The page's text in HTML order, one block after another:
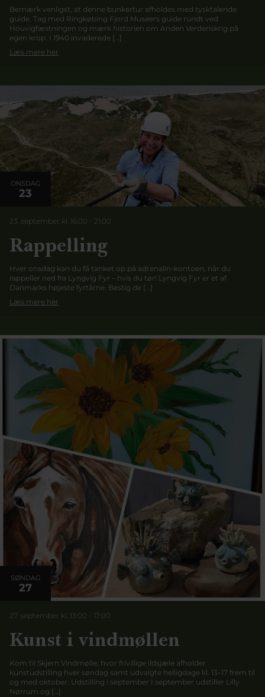
Bemærk venligst, at denne bunkertur afholdes med tysktalende
guide. Tag med Ringkøbing Fjord Museers guide rundt ved
Houvigfæstningen og mærk historien om Anden Verdenskrig på
egen krop. I 1940 invaderede […]
Læs mere her
ONSDAG
23
23. september kl. 16:00 - 21:00
Rappelling
Hver onsdag kan du få tanket op på adrenalin-kontoen, når du
rappeller ned fra Lyngvig Fyr – hvis du tør! Lyngvig Fyr er et af
Danmarks højeste fyrtårne. Bestig de […]
Læs mere her
SØNDAG
27
27. september kl. 13:00 - 17:00
Kunst i vindmøllen
Kom til Skjern Vindmølle, hvor frivillige ildsjæle afholder
kunstudstilling hver søndag samt udvalgte helligdage kl. 13–17 frem til
og med oktober. Udstilling i september I september udstiller Lilly
Nørrum og […]